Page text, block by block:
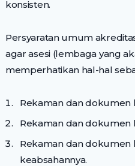
konsisten.
Persyaratan umum
agar asesi (lembaga yang
memperhatikan hal-hal
Rekaman dan dokumen
Rekaman dan dokumen
Rekaman dan
keabsahannya.